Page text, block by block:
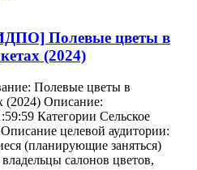
Полевые цветы в
(2024)
Полевые цветы в
(2024) Описание:
Категории Сельское
целевой аудитории:
(планирующие заняться)
салонов цветов,